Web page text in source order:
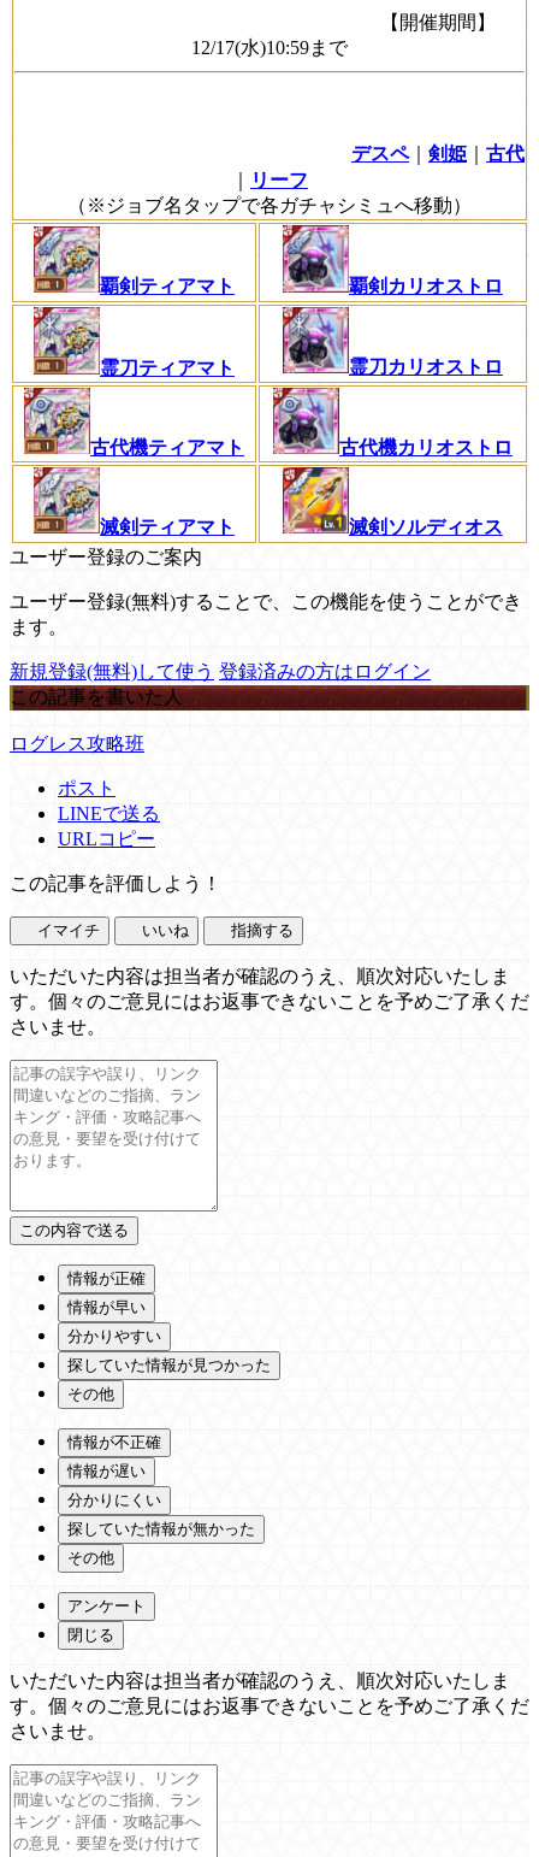
【開催期間】
12/17(水)10:59まで
デスペ｜ 剣姫
古代
リーフ
（※ジョブ名タップで各ガチャシミュへ移動）
覇剣ティアマト 覇剣カリオストロ
霊刀ティアマト 霊刀カリオストロ
古代機ティアマト 古代機カリオストロ
滅剣ティアマト
滅剣ソルディオス
ユーザー登録のご案内
ユーザー登録(無料)することで、この機能を使うことができ
ます。
新規登録(無料)して使う 登録済みの方はログイン
この記事を書いた人
ログレス攻略班
ポスト
LINEで送る
URLコピー
この記事を評価しよう！
イマイチ いいね 指摘する
いただいた内容は担当者が確認のうえ、順次対応いたしま
す。個々のご意見にはお返事できないことを予めご了承くだ
さいませ。
情報が正確
情報が早い
分かりやすい
探していた情報が見つかった
その他
情報が不正確
情報が遅い
分かりにくい
探していた情報が無かった
その他
アンケート
閉じる
いただいた内容は担当者が確認のうえ、順次対応いたしま
す。個々のご意見にはお返事できないことを予めご了承くだ
さいませ。